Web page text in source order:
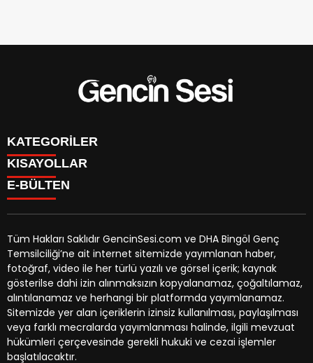
KATEGORİLER
GENÇ
BİNGÖL
ÖZEL HABER
EKONOMİ
YEREL HABERLER
CANLI BORSA
KÜNYE
İLETİŞİM
KISAYOLLAR
BURÇLAR
CANLI TV
HAVA DURUMU
NÖBETÇİ ECZANELER
TRAFİK DURUMU
YEREL HABERLER
GAZETELER
E-BÜLTEN
gencinsesi.com e-bültenine abone olarak, tarafınıza haber,
duyuru ve kampanya içerikli e-postaların gönderilmesini
kabul etmiş olursunuz.
Tüm Hakları Saklıdır GencinSesi.com ve DHA Bingöl Genç
Temsilciliği’ne ait internet sitemizde yayımlanan haber,
fotoğraf, video ile her türlü yazılı ve görsel içerik; kaynak
gösterilse dahi izin alınmaksızın kopyalanamaz, çoğaltılamaz,
alıntılanamaz ve herhangi bir platformda yayımlanamaz.
Sitemizde yer alan içeriklerin izinsiz kullanılması, paylaşılması
veya farklı mecralarda yayımlanması halinde, ilgili mevzuat
hükümleri çerçevesinde gerekli hukuki ve cezai işlemler
başlatılacaktır.